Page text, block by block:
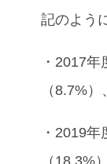
記のよう
・2017
（8.7%
・2019
（18.3%